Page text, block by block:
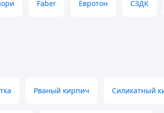
Faber Евротон СЗДК
Рваный кирпич Силикатный